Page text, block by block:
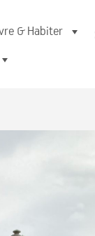
& Habiter